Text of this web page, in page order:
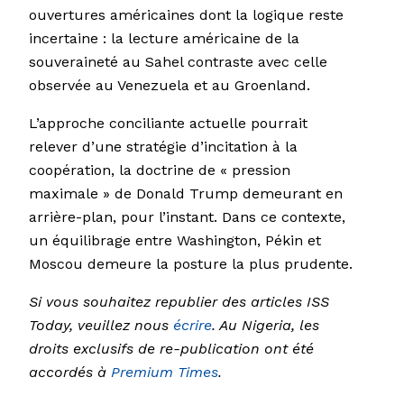
ouvertures américaines dont la logique reste
incertaine : la lecture américaine de la
souveraineté au Sahel contraste avec celle
observée au Venezuela et au Groenland.
L’approche conciliante actuelle pourrait
relever d’une stratégie d’incitation à la
coopération, la doctrine de « pression
maximale » de Donald Trump demeurant en
arrière-plan, pour l’instant. Dans ce contexte,
un équilibrage entre Washington, Pékin et
Moscou demeure la posture la plus prudente.
Si vous souhaitez republier des articles ISS
Today, veuillez nous écrire. Au Nigeria, les
droits exclusifs de re-publication ont été
accordés à Premium Times.